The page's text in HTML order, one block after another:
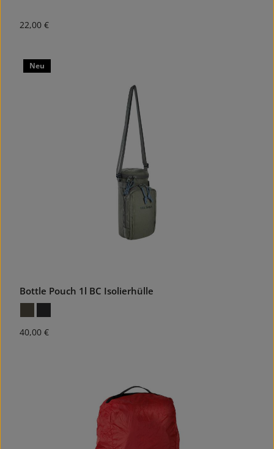
Regulärer Preis:
22,00 €
Neu
Bottle Pouch 1l BC Isolierhülle
Regulärer Preis:
40,00 €